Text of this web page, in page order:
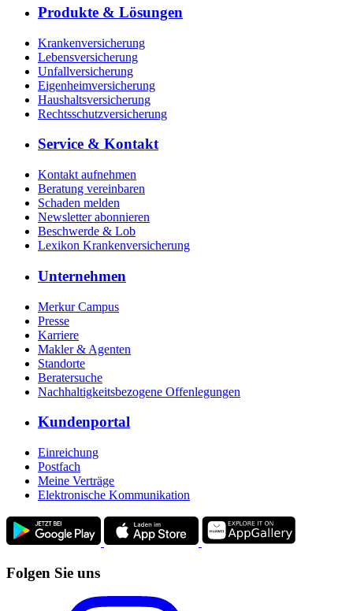
Produkte & Lösungen
Krankenversicherung
Lebensversicherung
Unfallversicherung
Eigenheimversicherung
Haushaltsversicherung
Rechtsschutzversicherung
Service & Kontakt
Kontakt aufnehmen
Beratung vereinbaren
Schaden melden
Newsletter abonnieren
Beschwerde & Lob
Lexikon Krankenversicherung
Unternehmen
Merkur Campus
Presse
Karriere
Makler & Agenten
Standorte
Beratersuche
Nachhaltigkeitsbezogene Offenlegungen
Kundenportal
Einreichung
Postfach
Meine Verträge
Elektronische Kommunikation
Folgen Sie uns